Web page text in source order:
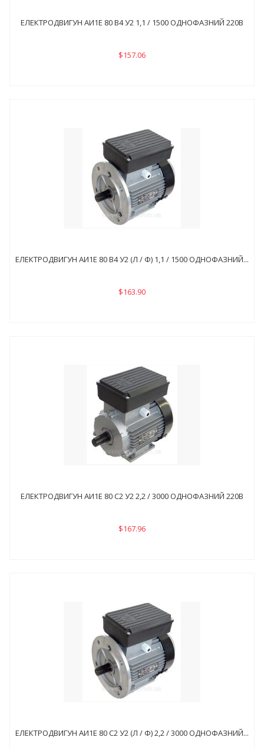
ЕЛЕКТРОДВИГУН АИ1Е 80 В4 У2 1,1 / 1500 ОДНОФАЗНИЙ 220В
$157.06
ЕЛЕКТРОДВИГУН АИ1Е 80 В4 У2 (Л / Ф) 1,1 / 1500 ОДНОФАЗНИЙ...
$163.90
ЕЛЕКТРОДВИГУН АИ1Е 80 С2 У2 2,2 / 3000 ОДНОФАЗНИЙ 220В
$167.96
ЕЛЕКТРОДВИГУН АИ1Е 80 С2 У2 (Л / Ф) 2,2 / 3000 ОДНОФАЗНИЙ...